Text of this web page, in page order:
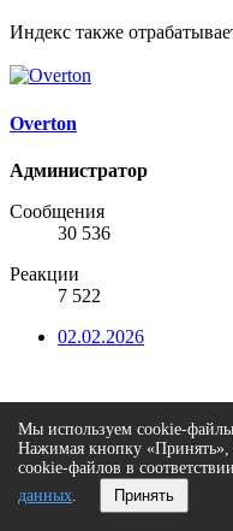
Индекс также
Overton
Администратор
Сообщения
30 536
Реакции
7 522
02.02.2026
Мы используем cookie-файлы
Нажимая кнопку «Принять»,
cookie-файлов в
данных. Принять